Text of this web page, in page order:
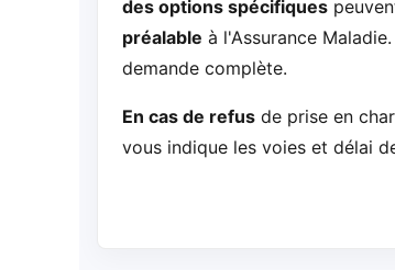
des options spécifiques
préalable à l'Assurance
demande complète.
En cas de refusde prise en
vous indique les voies et délai